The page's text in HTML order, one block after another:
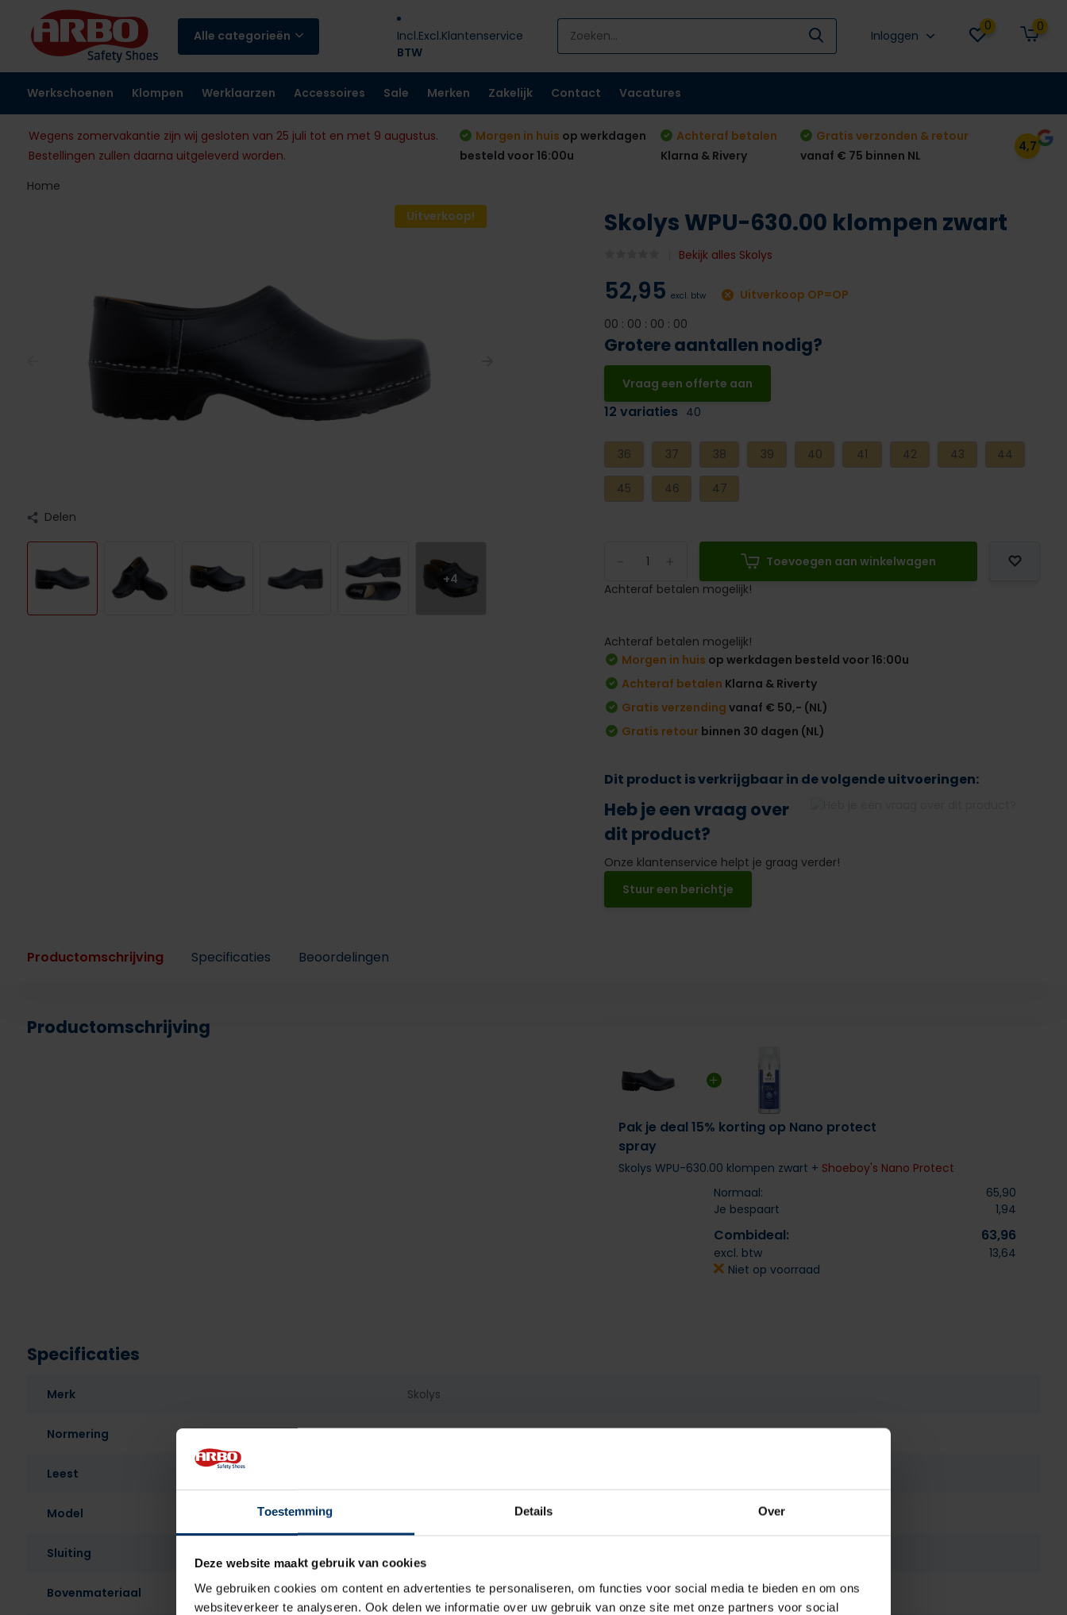
Toestemming Details Over
Deze website maakt gebruik van cookies
We gebruiken cookies om content en advertenties te personaliseren, om functies voor social media te bieden en om ons
websiteverkeer te analyseren. Ook delen we informatie over uw gebruik van onze site met onze partners voor social
Alle categorieën Incl.Excl.
BTW
Klantenservice Inloggen
0 0
Werkschoenen Klompen Werklaarzen Accessoires Sale Merken Zakelijk Contact Vacatures
Wegens zomervakantie zijn wij gesloten van 25 juli tot en met 9 augustus.
Bestellingen zullen daarna uitgeleverd worden.
Morgen in huis op werkdagen
besteld voor 16:00u
Achteraf betalen
Klarna & Rivery
Gratis verzonden & retour
vanaf € 75 binnen NL
4,7
Home
Uitverkoop!
Delen
+4
Skolys WPU-630.00 klompen zwart
Bekijk alles Skolys
52,95 excl. btw
Uitverkoop OP=OP
00 : 00 : 00 : 00
Grotere aantallen nodig?
Vraag een offerte aan
12 variaties 40
36 37 38 39 40 41 42 43 44
45 46 47
Toevoegen aan winkelwagen
Achteraf betalen mogelijk!
Achteraf betalen mogelijk!
Morgen in huis op werkdagen besteld voor 16:00u
Achteraf betalen Klarna & Riverty
Gratis verzending vanaf € 50,- (NL)
Gratis retour binnen 30 dagen (NL)
Dit product is verkrijgbaar in de volgende uitvoeringen:
Heb je een vraag over
dit product?
Onze klantenservice helpt je graag verder!
Stuur een berichtje
Productomschrijving Specificaties Beoordelingen
Productomschrijving
Pak je deal 15% korting op Nano protect
spray
Skolys WPU-630.00 klompen zwart + Shoeboy's Nano Protect
Normaal:
65,90
Je bespaart
1,94
Combideal: 63,96
excl. btw
13,64
Niet op voorraad
Specificaties
Merk Skolys
Normering
Leest
Model
Sluiting
Bovenmateriaal Leder